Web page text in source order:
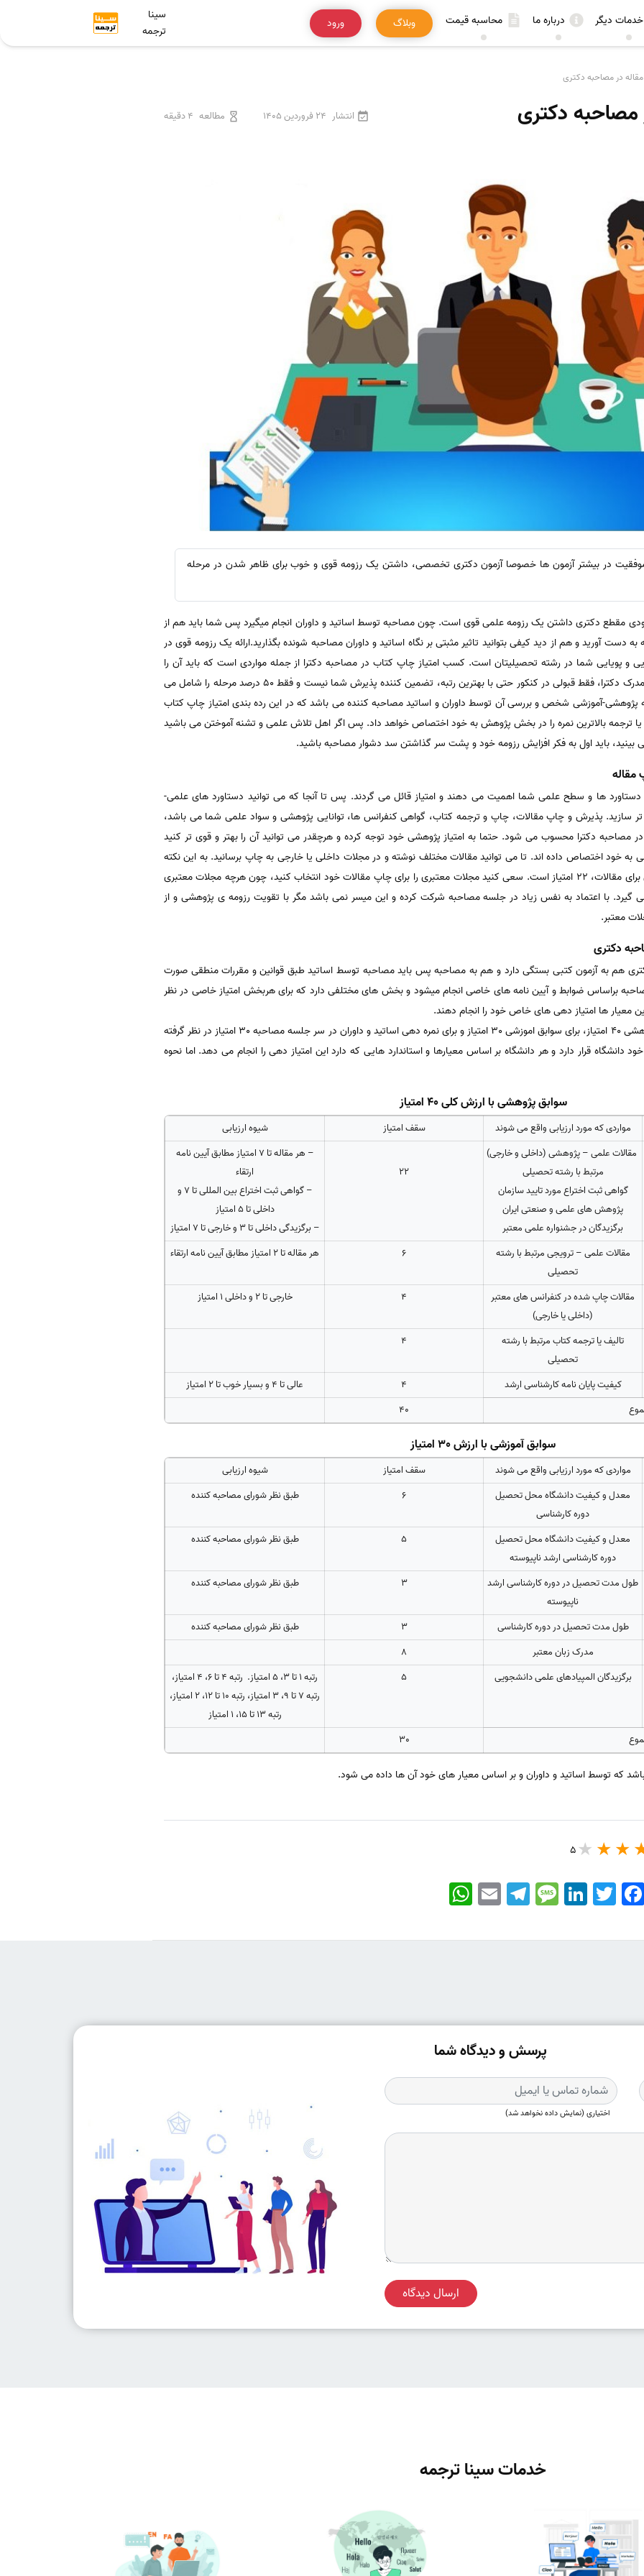
خدمات دیگر درباره ما محاسبه قیمت وبلاگ ورود
سینا
ترجمه
مقاله در مصاحبه دکتری
مصاحبه دکتری انتشار 24 فروردین 1405 مطالعه 4 دقیقه
در بیشتر آزمون‌ ها خصوصا آزمون دکتری تخصصی، داشتن یک رزومه قوی و خوب برای ظاهر شدن در مرحله
مقطع دکتری داشتن یک رزومه علمی قوی است. چون مصاحبه توسط اساتید و داوران انجام میگیرد پس شما باید هم از
به دست آورید و هم از دید کیفی بتوانید تاثیر مثبتی بر نگاه اساتید و داوران مصاحبه شونده بگذارید.ارائه یک رزومه قوی در
و پویایی شما در رشته تحصیلیتان است. کسب امتیاز چاپ کتاب در مصاحبه دکترا از جمله مواردی است که باید آن را
جدی بگیرید! در حقیقت، برای رسیدن به مدرک دکترا، فقط قبولی در کنکور حتی با بهترین رتبه، تضمین کننده پذیرش شما نیست و فقط 50 درصد مرحله را شامل می
با رزومه پژوهشی-آموزشی شخص و بررسی آن توسط داوران و اساتید مصاحبه کننده می باشد که در این رده بندی امتیاز چاپ کتاب
ترجمه بالاترین نمره را در بخش پژوهش به خود اختصاص خواهد داد. پس اگر اهل تلاش علمی و تشنه آموختن می باشید
بینید، باید اول به فکر افزایش رزومه خود و پشت سر گذاشتن سد دشوار مصاحبه باشید.
ها و سطح علمی شما اهمیت می دهند و امتیاز قائل می گردند. پس تا آنجا که می توانید دستاورد های علمی-
سازید. پذیرش و چاپ مقالات، چاپ و ترجمه کتاب، گواهی کنفرانس ها، توانایی پژوهشی و سواد علمی شما می باشد،
در مصاحبه دکترا محسوب می شود. حتما به امتیاز پژوهشی خود توجه کرده و هرچقدر می توانید آن را بهتر و قوی تر کنید
به خود اختصاص داده اند. تا می توانید مقالات مختلف نوشته و در مجلات داخلی یا خارجی به چاپ برسانید. به این نکته
هم توجه کنید که حداکثر امتیاز پژوهشی برای مقالات، 22 امتیاز است. سعی کنید مجلات معتبری را برای چاپ مقالات خود انتخاب کنید، چون هرچه مجلات معتبری
می گیرد. با اعتماد به نفس زیاد در جلسه مصاحبه شرکت کرده و این میسر نمی باشد مگر با تقویت رزومه ی پژوهشی و از
معتبر.
دکتری
هم به آزمون کتبی بستگی دارد و هم به مصاحبه پس باید مصاحبه توسط اساتید طبق قوانین و مقررات منطقی صورت
براساس ضوابط و آیین نامه های خاصی انجام میشود و بخش های مختلفی دارد که برای هربخش امتیاز خاصی در نظر
معیار ها امتیاز دهی های خاص خود را انجام دهند.
در کل در مصاحبه دکتری برای سوابق پژوهشی 40 امتیاز، برای سوابق اموزشی 30 امتیاز و برای نمره دهی اساتید و داوران در سر جلسه مصاحبه 30 امتیاز در نظر گرفته
قرار دارد و هر دانشگاه بر اساس معیارها و استاندارد هایی که دارد این امتیاز دهی را انجام می دهد. اما نحوه
سوابق پژوهشی با ارزش کلی 40 امتیاز
مواردی که مورد ارزیابی واقع می شوند سقف امتیاز
شیوه ارزیابی
مقالات علمی – پژوهشی (داخلی و خارجی)
مرتبط با رشته تحصیلی
گواهی ثبت اختراع مورد تایید سازمان
پژوهش های علمی و صنعتی ایران
برگزیدگان در جشنواره علمی معتبر
22
– هر مقاله تا ۷ امتیاز مطابق آیین نامه
ارتقاء
– گواهی ثبت اختراع بین المللی تا ۷ و
داخلی تا ۵ امتیاز
– برگزیدگی داخلی تا ۳ و خارجی تا ۷ امتیاز
مقالات علمی – ترویجی مرتبط با رشته
تحصیلی
6 هر مقاله تا ۲ امتیاز مطابق آیین نامه ارتقاء
مقالات چاپ شده در کنفرانس های معتبر
(داخلی یا خارجی)
4 خارجی تا ۲ و داخلی ۱ امتیاز
تالیف یا ترجمه کتاب مرتبط با رشته
تحصیلی
4
کیفیت پایان نامه کارشناسی ارشد 4
عالی تا ۴ و بسیار خوب تا ۲ امتیاز
40
سوابق آموزشی با ارزش 30 امتیاز
مواردی که مورد ارزیابی واقع می شوند سقف امتیاز
شیوه ارزیابی
معدل و کیفیت دانشگاه محل تحصیل
دوره کارشناسی
6 طبق نظر شورای مصاحبه کننده
معدل و کیفیت دانشگاه محل تحصیل
دوره کارشناسی ارشد ناپیوسته
5 طبق نظر شورای مصاحبه کننده
طول مدت تحصیل در دوره کارشناسی ارشد
ناپیوسته
3 طبق نظر شورای مصاحبه کننده
طول مدت تحصیل در دوره کارشناسی 3
طبق نظر شورای مصاحبه کننده
مدرک زبان معتبر
8
برگزیدگان المپیادهای علمی دانشجویی 5
رتبه ۱ تا ۳، ۵ امتیاز. رتبه ۴ تا ۶، ۴ امتیاز،
رتبه ۷ تا ۹، ۳ امتیاز، رتبه ۱۰ تا ۱۲، ۲ امتیاز،
رتبه ۱۳ تا ۱۵، ۱ امتیاز
30
5
WhatsApp EmailTelegramMessageLinkedIn TwitterFacebook
پرسش و دیدگاه شما
اختیاری (نمایش داده نخواهد شد)
ارسال دیدگاه
خدمات سینا ترجمه